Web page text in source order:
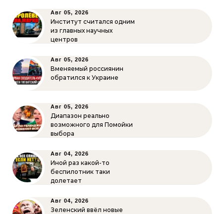
Авг 05, 2026
Институт считался одним
из главных научных
центров
Авг 05, 2026
Вменяемый россиянин
обратился к Украине
Авг 05, 2026
Диапазон реально
возможного для Помойки
выбора
Авг 04, 2026
Иной раз какой-то
беспилотник таки
долетает
Авг 04, 2026
Зеленский ввёл новые